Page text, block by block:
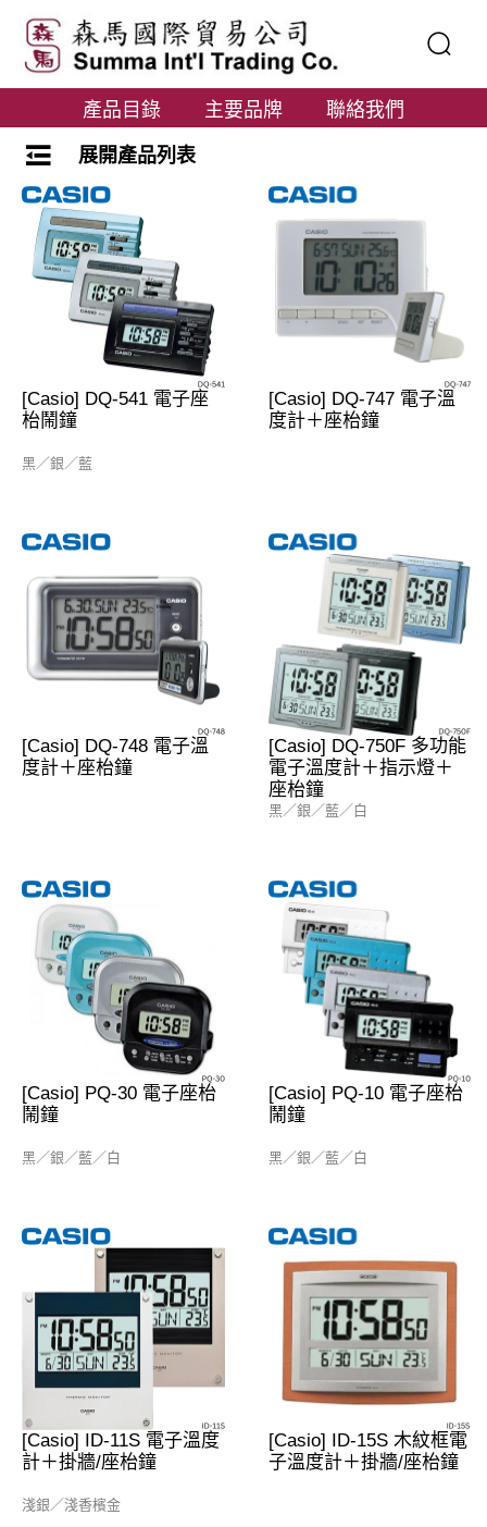
產品目錄 主要品牌 聯絡我們
展開產品列表
[Casio] DQ-541 電子座
枱鬧鐘
黑／銀／藍
[Casio] DQ-747 電子溫
度計＋座枱鐘
[Casio] DQ-748 電子溫
度計＋座枱鐘
[Casio] DQ-750F 多功能
電子溫度計＋指示燈＋
座枱鐘
黑／銀／藍／白
[Casio] PQ-30 電子座枱
鬧鐘
黑／銀／藍／白
[Casio] PQ-10 電子座枱
鬧鐘
黑／銀／藍／白
[Casio] ID-11S 電子溫度
計＋掛牆/座枱鐘
淺銀／淺香檳金
[Casio] ID-15S 木紋框電
子溫度計＋掛牆/座枱鐘